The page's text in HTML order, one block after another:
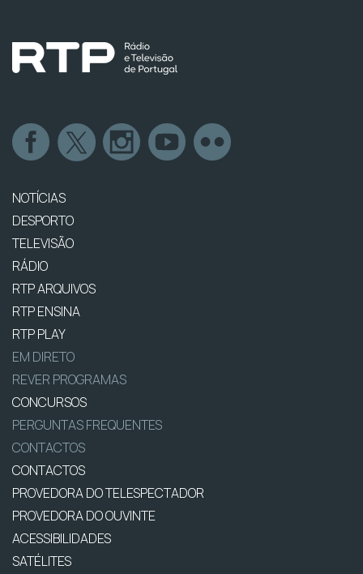
NOTÍCIAS
DESPORTO
TELEVISÃO
RÁDIO
RTP ARQUIVOS
RTP ENSINA
RTP PLAY
EM DIRETO
REVER PROGRAMAS
CONCURSOS
PERGUNTAS FREQUENTES
CONTACTOS
CONTACTOS
PROVEDORA DO TELESPECTADOR
PROVEDORA DO OUVINTE
ACESSIBILIDADES
SATÉLITES